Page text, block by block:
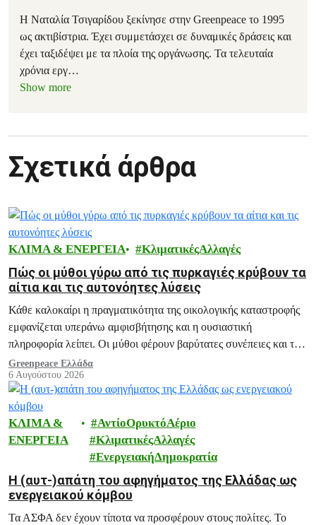
Η Ναταλία Τσιγαρίδου ξεκίνησε στην Greenpeace το 1995
ως ακτιβίστρια. Έχει συμμετάσχει σε δυναμικές δράσεις και
έχει ταξιδέψει με τα πλοία της οργάνωσης. Τα τελευταία
χρόνια εργ…
Show more
Σχετικά άρθρα
ΚΛΙΜΑ & ΕΝΕΡΓΕΙΑ ΚλιματικέςΑλλαγές
Πώς οι μύθοι γύρω από τις πυρκαγιές κρύβουν τα
αίτια και τις αυτονόητες λύσεις
Κάθε καλοκαίρι η πραγματικότητα της οικολογικής καταστροφής
εμφανίζεται υπεράνω αμφισβήτησης και η ουσιαστική
πληροφορία λείπει. Οι μύθοι φέρουν βαρύτατες συνέπειες και το
ξεδιάλυμά τους αποτελεί ευθύνη μας.
Greenpeace Ελλάδα
6 Αυγούστου 2026
ΚΛΙΜΑ &
ΕΝΕΡΓΕΙΑ
ΑντίοΟρυκτόΑέριο
ΚλιματικέςΑλλαγές
ΕνεργειακήΔημοκρατία
H (αυτ-)απάτη του αφηγήματος της Ελλάδας ως
ενεργειακού κόμβου
Τα ΑΣΦΑ δεν έχουν τίποτα να προσφέρουν στους πολίτες. Το